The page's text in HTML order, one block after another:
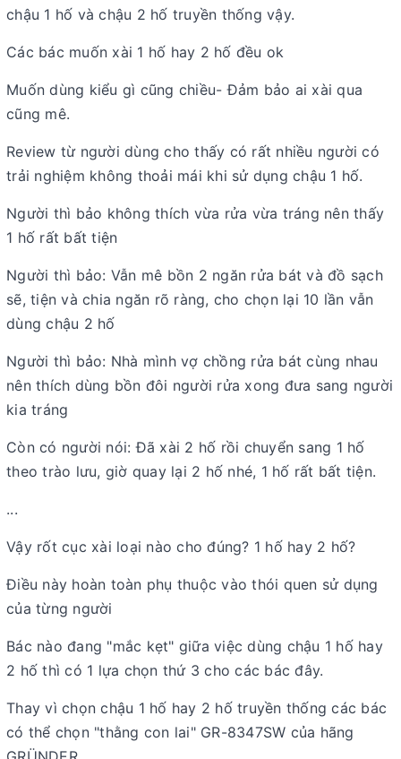
chậu 1 hố và chậu 2 hố truyền thống vậy.
Các bác muốn xài 1 hố hay 2 hố đều ok
Muốn dùng kiểu gì cũng chiều-Đảm bảo ai xài qua
cũng mê.
Review từ người dùng cho thấy có rất nhiều người có
trải nghiệm không thoải mái khi sử dụng chậu 1 hố.
Người thì bảo không thích vừa rửa vừa tráng nên thấy
1 hố rất bất tiện
Người thì bảo: Vẫn mê bồn 2 ngăn rửa bát và đồ sạch
sẽ, tiện và chia ngăn rõ ràng, cho chọn lại 10 lần vẫn
dùng chậu 2 hố
Người thì bảo: Nhà mình vợ chồng rửa bát cùng nhau
nên thích dùng bồn đôi người rửa xong đưa sang người
kia tráng
Còn có người nói: Đã xài 2 hố rồi chuyển sang 1 hố
theo trào lưu, giờ quay lại 2 hố nhé, 1 hố rất bất tiện.
...
Vậy rốt cục xài loại nào cho đúng? 1 hố hay 2 hố?
Điều này hoàn toàn phụ thuộc vào thói quen sử dụng
của từng người
Bác nào đang "mắc kẹt" giữa việc dùng chậu 1 hố hay
2 hố thì có 1 lựa chọn thứ 3 cho các bác đây.
Thay vì chọn chậu 1 hố hay 2 hố truyền thống các bác
có thể chọn "thằng con lai" GR-8347SW của hãng